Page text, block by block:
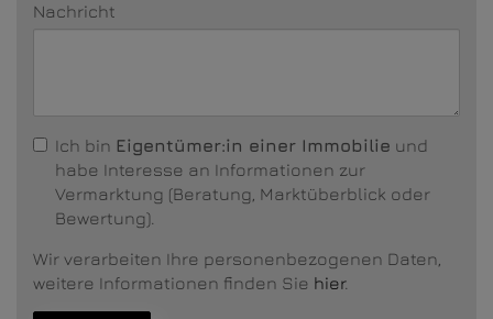
Nachricht
Ich bin Eigentümer:in einer Immobilie und
habe Interesse an Informationen zur
Vermarktung (Beratung, Marktüberblick oder
Bewertung).
Wir verarbeiten Ihre personenbezogenen Daten,
weitere Informationen finden Sie hier.